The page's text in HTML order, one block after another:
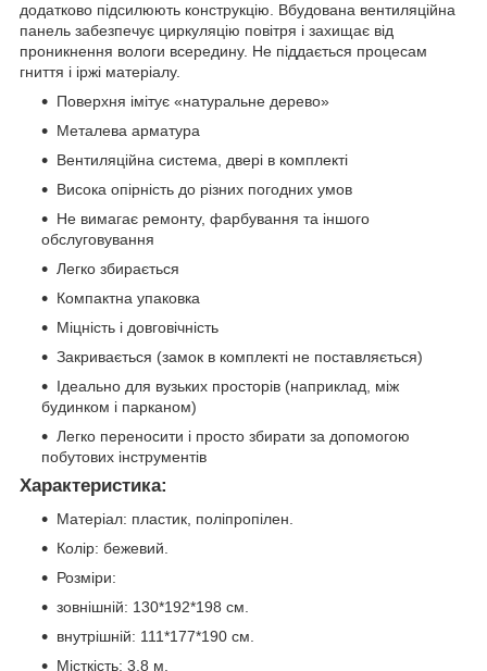
додатково підсилюють конструкцію. Вбудована вентиляційна
панель забезпечує циркуляцію повітря і захищає від
проникнення вологи всередину. Не піддається процесам
гниття і іржі матеріалу.
Поверхня імітує «натуральне дерево»
Металева арматура
Вентиляційна система, двері в комплекті
Висока опірність до різних погодних умов
Не вимагає ремонту, фарбування та іншого
обслуговування
Легко збирається
Компактна упаковка
Міцність і довговічність
Закривається (замок в комплекті не поставляється)
Ідеально для вузьких просторів (наприклад, між
будинком і парканом)
Легко переносити і просто збирати за допомогою
побутових інструментів
Характеристика:
Матеріал: пластик, поліпропілен.
Колір: бежевий.
Розміри:
зовнішній: 130*192*198 см.
внутрішній: 111*177*190 см.
Місткість: 3,8 м.